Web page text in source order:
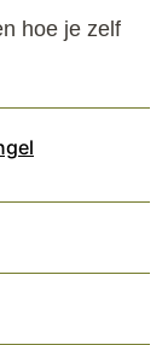
hoe je zelf